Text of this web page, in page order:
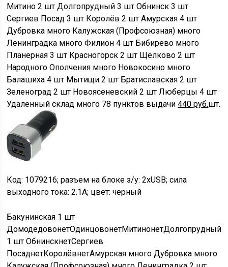
Митино 2 штДолгопрудный 3 штОбнинск 3 шт
Сергиев Посад 3 шт Королёв 2 штАмурская 4 шт
Дубровка много Калужская (Профсоюзная) много
Ленинградка многоФилион 4 шт Бибирево много
Планерная 3 шт Красногорск 2 шт Щёлково 2 шт
Народного Ополчения много Новокосино много
Балашиха 4 шт Мытищи 2 шт Братиславская 2 шт
Зеленоград 2 шт Новоясеневский 2 штЛюберцы 4 шт
Удаленный склад много 78 пунктов выдачи440руб.шт.
Код: 1079216; разъем на блоке з/у: 2xUSB; сила
выходного тока: 2.1A; цвет: черный
Бакунинская 1 шт
ДомодедовонетОдинцовонетМитинонетДолгопрудный
1 штОбнинскнетСергиев
ПосаднетКоролёвнетАмурская многоДубровка много